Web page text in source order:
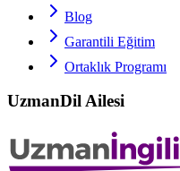
Blog
Garantili Eğitim
Ortaklık Programı
UzmanDil Ailesi